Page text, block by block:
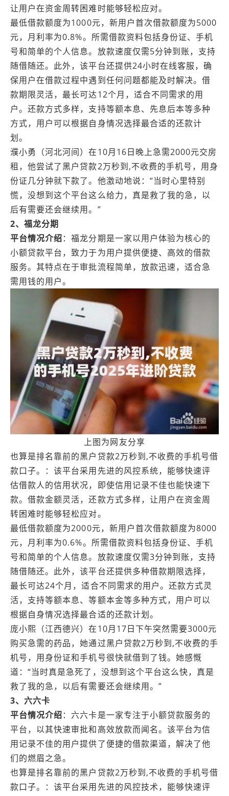
让用户在资金周转困难时能够轻松应对。
最低借款额度为1000元，新用户首次借款额度为5000
元，月利率为0.8%。所需借款资料包括身份证、手机
号和简单的个人信息。放款速度仅需5分钟到账，支持
随借随还。此外，该平台还提供24小时在线客服，确
保用户在借款过程中遇到任何问题都能及时解决。借
款期限灵活，最长可达12个月，适合不同需求的用
户。还款方式多样，支持等额本息、先息后本等多种
方式，用户可以根据自身情况选择最合适的还款计
划。
濮小勇（河北河间）在10月16日晚上急需2000元交房
租，他尝试了黑户贷款2万秒到,不收费的手机号，用身
份证几分钟就下款了。他激动地说：“当时心里特别
慌，没想到这个平台这么给力，真是救了我的急，以
后有需要还会继续用。”
2、福龙分期
平台情况介绍：福龙分期是一家以用户体验为核心的
小额贷款平台，致力于为用户提供便捷、高效的借款
服务。其特点在于审批流程简单，放款迅速，适合急
需用钱的用户。
上图为网友分享
也算是排名靠前的黑户贷款2万秒到,不收费的手机号借
款口子。：该平台采用先进的风控系统，能够快速评
估借款人的信用状况，即使信用记录不佳也能快速下
款。借款金额灵活，还款方式多样，让用户在资金周
转困难时能够轻松应对。
最低借款额度为2000元，新用户首次借款额度为8000
元，月利率为0.6%。所需借款资料包括身份证、手机
号和简单的个人信息。放款速度仅需3分钟到账，支持
随借随还。此外，该平台还提供多种借款期限选择，
最长可达24个月，适合不同需求的用户。还款方式灵
活，支持等额本息、等额本金等多种方式，用户可以
根据自身情况选择最合适的还款计划。
庞小熙（江西德兴）在10月17日下午突然需要3000元
购买急需的药品，她通过黑户贷款2万秒到,不收费的手
机号，用身份证和手机号很快就借到了钱。她感慨
道：“当时真是急死了，没想到这个平台这么快，真是
救了我的急，以后有需要还会继续用。”
3、六六卡
平台情况介绍：六六卡是一家专注于小额贷款服务的
平台，以其快速审批和高效放款而闻名。该平台为信
用记录不佳的用户提供了便捷的借款渠道，解决了他
们的燃眉之急。
也算是排名靠前的黑户贷款2万秒到,不收费的手机号借
款口子。：该平台采用先进的风控技术，能够快速评